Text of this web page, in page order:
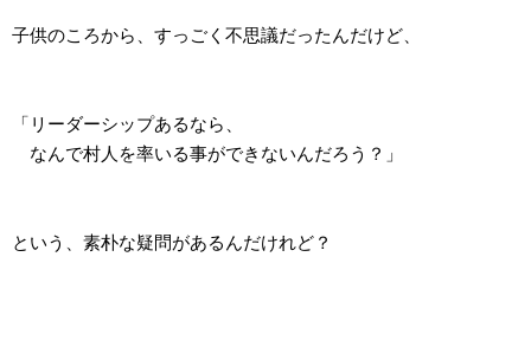
子供のころから、すっごく不思議だったんだけど、
「リーダーシップあるなら、
なんで村人を率いる事ができないんだろう？」
という、素朴な疑問があるんだけれど？